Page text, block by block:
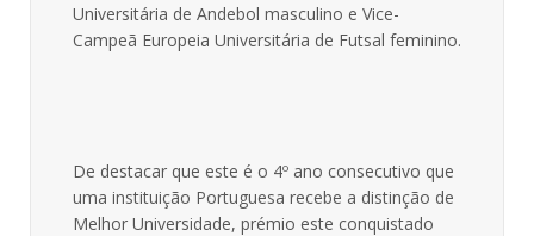
Universitária de Andebol masculino e Vice-
Campeã Europeia Universitária de Futsal feminino.
De destacar que este é o 4º ano consecutivo que
uma instituição Portuguesa recebe a distinção de
Melhor Universidade, prémio este conquistado